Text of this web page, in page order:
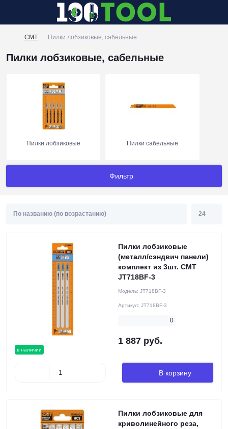
CMT Пилки лобзиковые, сабельные
Пилки лобзиковые, сабельные
Пилки лобзиковые Пилки сабельные
Фильтр
в наличии
Пилки лобзиковые
(металл/сэндвич панели)
комплект из 3шт. CMT
JT718BF-3
Модель: JT718BF-3
Артикул: JT718BF-3
0
1 887 руб.
В корзину
Пилки лобзиковые для
криволинейного реза,